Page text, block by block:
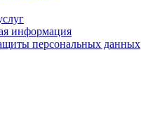
информация
персональных данных